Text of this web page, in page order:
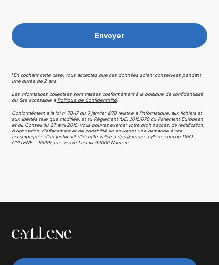
*En cochant cette case, vous acceptez que ces données soient conservées pendant
une durée de 2 ans.
Les informations collectées sont traitées conformément à la politique de confidentialité
du Site accessible à Politique de Confidentialité.
Conformément à la loi n° 78-17 du 6 janvier 1978 relative à l’informatique, aux fichiers et
aux libertés telle que modifiée, et au Règlement (UE) 2016/679 du Parlement Européen
et du Conseil du 27 avril 2016, vous pouvez exercer votre droit d’accès, de rectification,
d’opposition, d’effacement et de portabilité en envoyant une demande écrite
accompagnée d’un justificatif d’identité valide à dpo@groupe-cyllene.com ou DPO –
CYLLENE – 93/99, rue Veuve Lacroix 92000 Nanterre.